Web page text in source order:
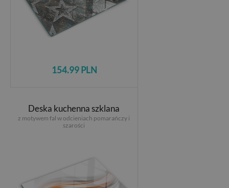
154.99 PLN
Deska kuchenna szklana
z motywem fal w odcieniach pomarańczy i
szarości